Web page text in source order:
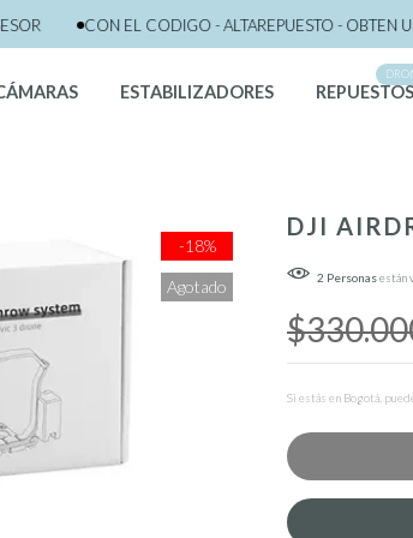
CON EL CODIGO - ALTAREPUESTO - OBTEN UN
ESTABILIZADORES REPUESTOS
-18%
Agotado
DJI
2 Personasestán
Si estás en Bogotá,